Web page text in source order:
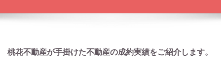
桃花不動産が手掛けた不動産の成約実績をご紹介します。